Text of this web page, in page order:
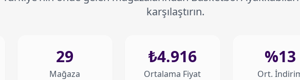
karşılaştırın.
29
Mağaza
₺4.916
Ortalama Fiyat
%13
Ort.